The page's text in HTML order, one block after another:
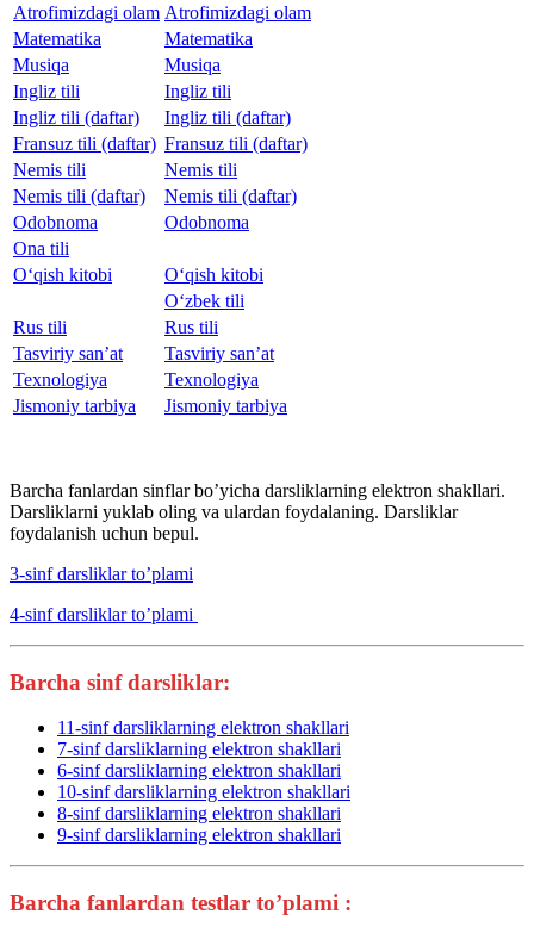
Atrofimizdagi olam Atrofimizdagi olam
Matematika
Matematika
Musiqa
Musiqa
Ingliz tili
Ingliz tili
Ingliz tili (daftar)
Ingliz tili (daftar)
Fransuz tili (daftar) Fransuz tili (daftar)
Nemis tili
Nemis tili
Nemis tili (daftar)
Nemis tili (daftar)
Odobnoma
Odobnoma
Ona tili
O‘qish kitobi
O‘qish kitobi
O‘zbek tili
Rus tili
Rus tili
Tasviriy san’at
Tasviriy san’at
Texnologiya
Texnologiya
Jismoniy tarbiya
Jismoniy tarbiya
Barcha fanlardan sinflar bo’yicha darsliklarning elektron shakllari.
Darsliklarni yuklab oling va ulardan foydalaning. Darsliklar
foydalanish uchun bepul.
3-sinf darsliklar to’plami
4-sinf darsliklar to’plami
Barcha sinf darsliklar:
11-sinf darsliklarning elektron shakllari
7-sinf darsliklarning elektron shakllari
6-sinf darsliklarning elektron shakllari
10-sinf darsliklarning elektron shakllari
8-sinf darsliklarning elektron shakllari
9-sinf darsliklarning elektron shakllari
Barcha fanlardan testlar to’plami :